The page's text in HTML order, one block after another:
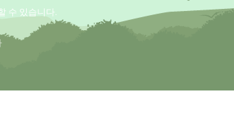
수 있습니다.